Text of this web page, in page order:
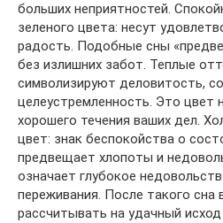
больших неприятностей.
зеленого цвета: несут
радость. Подобные сны
без излишних забот. Теплые
символизируют деловитость,
целеустремленность. Это цвет
хорошего течения ваших дел.
цвет: знак беспокойства о
предвещает хлопоты и
означает глубокое
переживания. После такого сна
рассчитывать на удачный